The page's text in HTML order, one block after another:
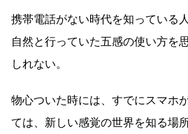
携帯電話がない時代を知っている
自然と行っていた五感の使い方を
しれない。
物心ついた時には、すでにスマホ
ては、新しい感覚の世界を知る場